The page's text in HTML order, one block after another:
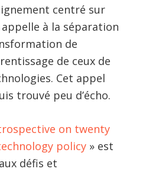
centré sur
appelle à la séparation
de
de ceux de
Cet appel
trouvé peu d’écho.
on twenty
policy » est
défis et